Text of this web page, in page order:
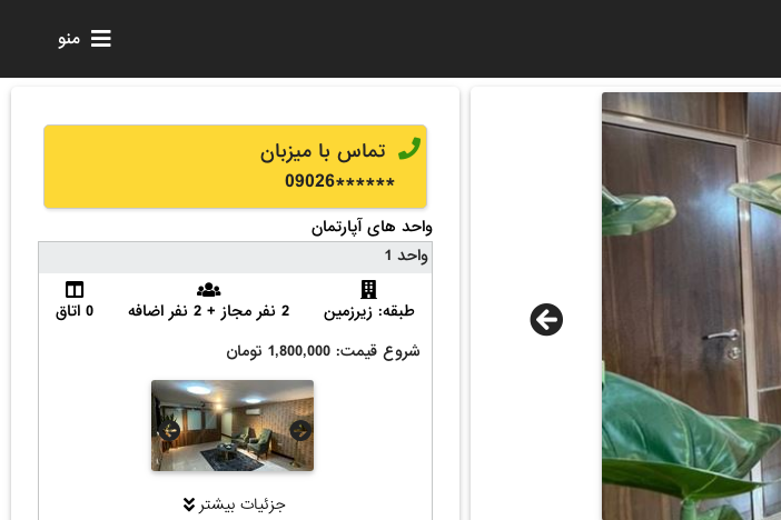
منو
تماس با میزبان
******
09026
واحد های آپارتمان
واحد 1
طبقه: زیرزمین 2 نفر مجاز + 2 نفر اضافه
0 اتاق
شروع قیمت: 1,800,000 تومان
جزئیات بیشتر